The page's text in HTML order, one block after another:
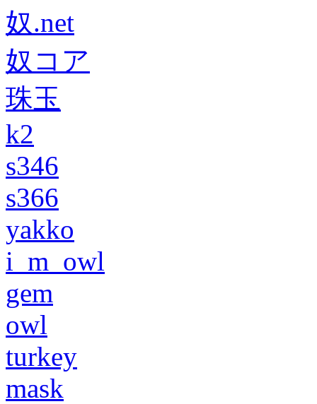
奴.net
奴コア
珠玉
k2
s346
s366
yakko
i_m_owl
gem
owl
turkey
mask